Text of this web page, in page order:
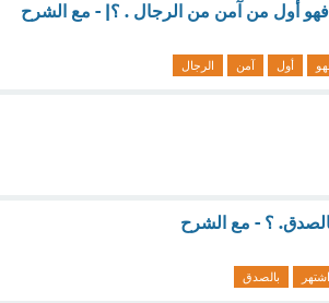
فهو أول من آمن من الرجال . ؟| - مع الشرح
أول آمن الرجال
؟ - مع الشرح
اشتهر بالصدق